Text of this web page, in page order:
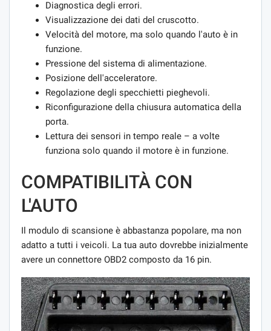
Diagnostica degli errori.
Visualizzazione dei dati del cruscotto.
Velocità del motore, ma solo quando l'auto è in
funzione.
Pressione del sistema di alimentazione.
Posizione dell'acceleratore.
Regolazione degli specchietti pieghevoli.
Riconfigurazione della chiusura automatica della
porta.
Lettura dei sensori in tempo reale – a volte
funziona solo quando il motore è in funzione.
COMPATIBILITÀ CON
L'AUTO
Il modulo di scansione è abbastanza popolare, ma non
adatto a tutti i veicoli. La tua auto dovrebbe inizialmente
avere un connettore OBD2 composto da 16 pin.